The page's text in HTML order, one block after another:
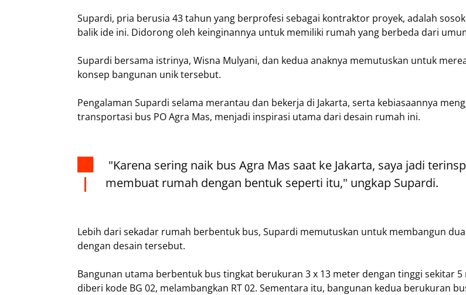
Supardi, pria berusia 43 tahun yang berprofesi sebagai kontraktor proyek, adalah
balik ide ini. Didorong oleh keinginannya untuk memiliki rumah yang berbeda dari
Supardi bersama istrinya, Wisna Mulyani, dan kedua anaknya memutuskan untuk
konsep bangunan unik tersebut.
Pengalaman Supardi selama merantau dan bekerja di Jakarta, serta kebiasaannya
transportasi bus PO Agra Mas, menjadi inspirasi utama dari desain rumah ini.
"Karena sering naik bus Agra Mas saat ke Jakarta, saya jadi
membuat rumah dengan bentuk seperti itu," ungkap Supardi.
Lebih dari sekadar rumah berbentuk bus, Supardi memutuskan untuk membangun
dengan desain tersebut.
Bangunan utama berbentuk bus tingkat berukuran 3 x 13 meter dengan tinggi sekitar
diberi kode BG 02, melambangkan RT 02. Sementara itu, bangunan kedua berukuran